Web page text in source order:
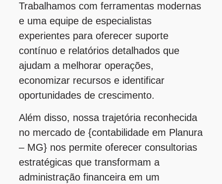
Trabalhamos com ferramentas modernas
e uma equipe de especialistas
experientes para oferecer suporte
contínuo e relatórios detalhados que
ajudam a melhorar operações,
economizar recursos e identificar
oportunidades de crescimento.
Além disso, nossa trajetória reconhecida
no mercado de {contabilidade em Planura
– MG} nos permite oferecer consultorias
estratégicas que transformam a
administração financeira em um